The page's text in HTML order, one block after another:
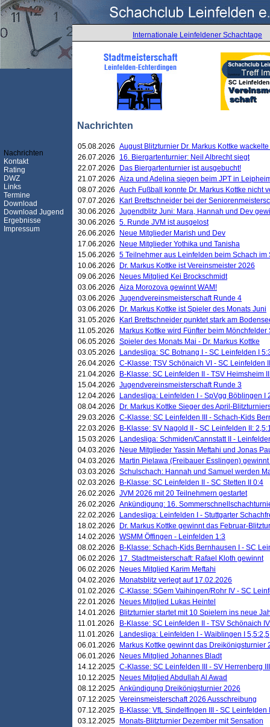
Internationale Leinfeldener Schachtage
Nachrichten
Nachrichten
Kontakt
Rating
DWZ
Links
Termine
Download
Download Jugend
Ergebnisse
Impressum
05.08.2026 August Blitzturnier Dr. Markus Kottke
26.07.2026
16. Biergartenturnier: Neil Albrecht siegt
22.07.2026
Das Biergartenturnier ist ausgebucht!
21.07.2026 Aiza und Adelina siegen beim JPT in
08.07.2026 Auch Fußball konnte Dr. Markus Kottke nicht
07.07.2026
Karl Brettschneider bei der
30.06.2026 Jugendblitz Juni: Mara, Hannah und Dev
30.06.2026 5. Runde JVM ist ausgelost
26.06.2026
Neue Mitglieder Marish und Dev
17.06.2026
Neue Mitglieder Yothika und Tanisha
15.06.2026 5 Teilnehmer aus Leinfelden beim Schach
10.06.2026
Dr. Markus Kottke ist Vereinsmeister 2026
09.06.2026
Neues Mitglied Kei Brockschmidt
03.06.2026 Aiza Morozova gewinnt WAM!
03.06.2026 Jugendvereinsmeisterschaft Runde 4
03.06.2026
Dr. Markus Kottke ist Spieler des Monats Juni
31.05.2026
Karl Brettschneider punktet stark am
11.05.2026
Markus Kottke wird Fünfter beim
06.05.2026 Spieler des Monats Mai - Dr. Markus Kottke
03.05.2026
Landesliga: SC Botnang I - SC Leinfelden I
26.04.2026 C-Klasse: TSV Schönaich VI - SC Leinfelden
21.04.2026
B-Klasse: SC Leinfelden II - TSV Heimsheim
15.04.2026 Jugendvereinsmeisterschaft Runde 3
12.04.2026
Landesliga: Leinfelden I - SpVgg Böblingen I
08.04.2026
Dr. Markus Kottke Sieger des April-
29.03.2026 C-Klasse: SC Leinfelden III - Schach-Kids
22.03.2026
B-Klasse: SV Nagold II - SC Leinfelden II:
15.03.2026
Landesliga: Schmiden/Cannstatt II -
04.03.2026
Neue Mitglieder Yassin Meftahi und Jonas
04.03.2026
Martin Pielawa (Freibauer Esslingen)
03.03.2026 Schulschach: Hannah und Samuel werden
02.03.2026
B-Klasse: SC Leinfelden II - SC Stetten II 0:4
26.02.2026 JVM 2026 mit 20 Teilnehmern gestartet
26.02.2026 Ankündigung: 16.
22.02.2026
Landesliga: Leinfelden I - Stuttgarter
18.02.2026
Dr. Markus Kottke gewinnt das Februar-
14.02.2026 WSMM Öffingen - Leinfelden 1:3
08.02.2026
B-Klasse: Schach-Kids Bernhausen I - SC
06.02.2026
17. Stadtmeisterschaft: Rafael Kloth gewinnt
06.02.2026
Neues Mitglied Karim Meftahi
04.02.2026
Monatsblitz verlegt auf 17.02.2026
01.02.2026 C-Klasse: SGem Vaihingen/Rohr IV - SC
22.01.2026
Neues Mitglied Lukas Heintel
14.01.2026
Blitzturnier startet mit 10 Spielern ins neue
11.01.2026
B-Klasse: SC Leinfelden II - TSV Schönaich
11.01.2026
Landesliga: Leinfelden I - Waiblingen I 5,5:2,5
06.01.2026
Markus Kottke gewinnt das Dreikönigsturnier
06.01.2026
Neues Mitglied Johannes Bladt
14.12.2025 C-Klasse: SC Leinfelden III - SV Herrenberg
10.12.2025
Neues Mitglied Abdullah Al Awad
08.12.2025 Ankündigung Dreikönigsturnier 2026
07.12.2025 Vereinsmeisterschaft 2026 Ausschreibung
07.12.2025
B-Klasse: VfL Sindelfingen III - SC Leinfelden
03.12.2025
Monats-Blitzturnier Dezember mit Sensation